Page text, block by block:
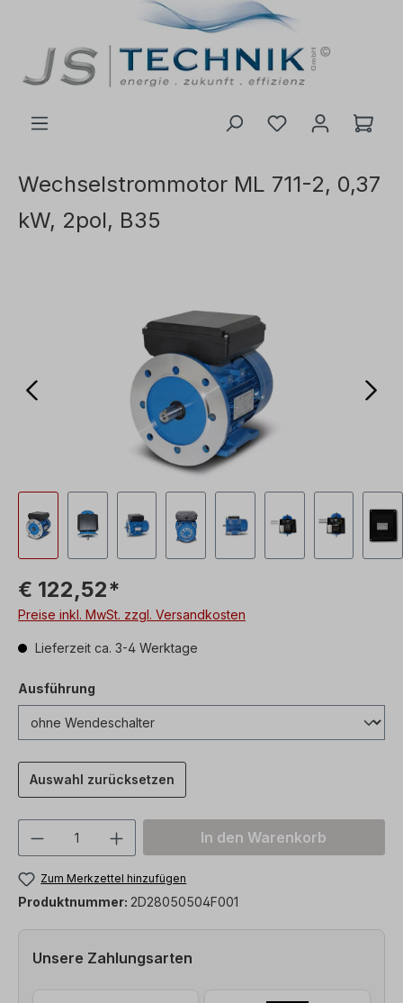
Wechselstrommotor ML 711-2, 0,37
kW, 2pol, B35
€ 122,52*
Preise inkl. MwSt. zzgl. Versandkosten
Lieferzeit ca. 3-4 Werktage
Ausführung
Auswahl zurücksetzen
Produkt Anzahl: Gib denIn den Warenkorb
Zum Merkzettel hinzufügen
Produktnummer: 2D28050504F001
Unsere Zahlungsarten